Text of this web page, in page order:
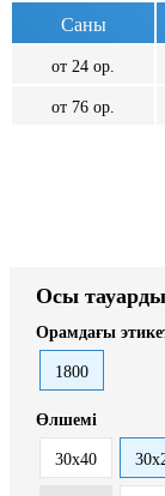
Саны
от 24 ор.
от 76 ор.
Осы
Орамдағы
1800
Өлшемі
30x40